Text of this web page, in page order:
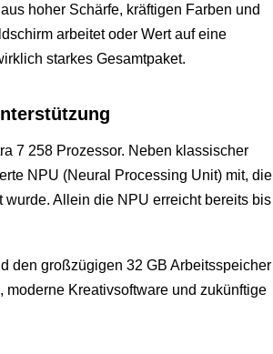
hoher Schärfe, kräftigen Farben und
arbeitet oder Wert auf eine
starkes Gesamtpaket.
7 258 Prozessor. Neben klassischer
NPU (Neural Processing Unit) mit, die
Allein die NPU erreicht bereits bis
den großzügigen 32 GB Arbeitsspeicher
Kreativsoftware und zukünftige